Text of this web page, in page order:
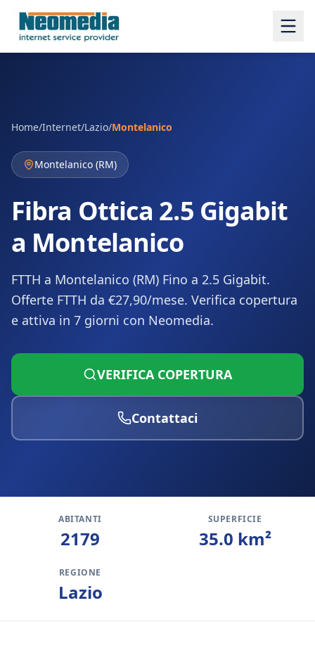
Home/Internet/Lazio/Montelanico
Montelanico (RM)
Fibra Ottica 2.5 Gigabit
a Montelanico
FTTH a Montelanico (RM) Fino a 2.5 Gigabit.
Offerte FTTH da €27,90/mese. Verifica copertura
e attiva in 7 giorni con Neomedia.
VERIFICA COPERTURA
Contattaci
ABITANTI
2179
SUPERFICIE
35.0 km²
REGIONE
Lazio